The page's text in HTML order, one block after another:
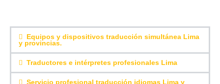
Equipos y dispositivos traducción simultánea Lima
y provincias.
Traductores e intérpretes profesionales Lima
Servicio profesional traducción idiomas Lima y